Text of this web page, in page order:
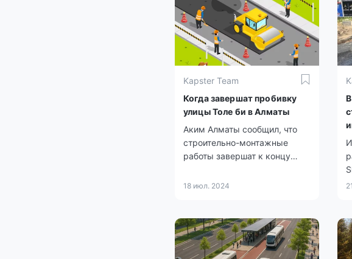
Kapster Team
Когда завершат пробивку
улицы Толе би в Алматы
Аким Алматы сообщил, что
строительно-монтажные
работы завершат к концу
18 июл. 2024